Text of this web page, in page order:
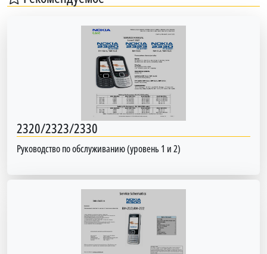
2320/2323/2330
Руководство по обслуживанию (уровень 1 и 2)